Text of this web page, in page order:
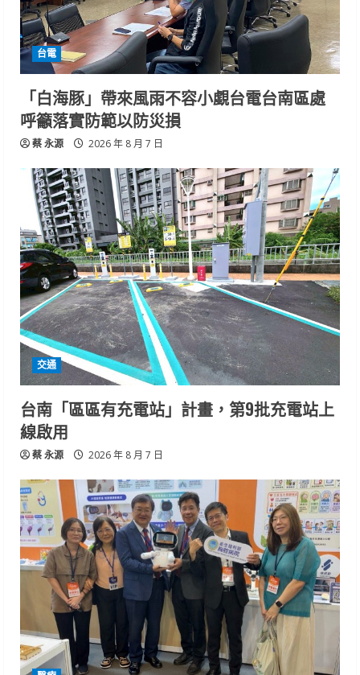
台電
「白海豚」帶來風雨不容小覷台電台南區處
呼籲落實防範以防災損
蔡 永源 2026 年 8 月 7 日
交通
台南「區區有充電站」計畫，第9批充電站上
線啟用
蔡 永源 2026 年 8 月 7 日